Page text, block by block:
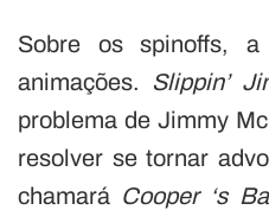
Sobre os spinoffs,
animações. Slippin’
problema de Jimmy
resolver se tornar
chamará Cooper ‘s